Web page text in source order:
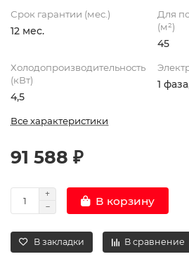
Срок гарантии (мес.)
12 мес.
Для
(м²)
45
Холодопроизводительность
(кВт)
4,5
1
Все характеристики
91 588 ₽
В корзину
В закладки В сравнение